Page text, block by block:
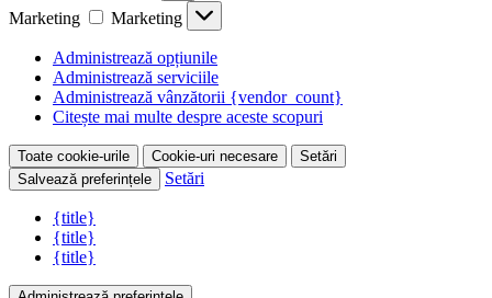
Marketing
Marketing
Administrează opțiunile
Administrează serviciile
Administrează vânzătorii {vendor_count}
Citește mai multe despre aceste scopuri
Toate cookie-urile Cookie-uri necesare
Setări
Salvează preferințele
Setări
{title}
{title}
{title}